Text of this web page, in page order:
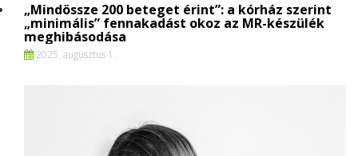
„Mindössze 200 beteget érint”: a kórház szerint
„minimális” fennakadást okoz az MR-készülék
meghibásodása
2025. augusztus 1.